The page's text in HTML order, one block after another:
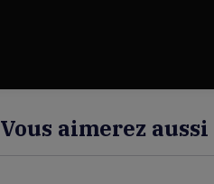
Vous aimerez aussi